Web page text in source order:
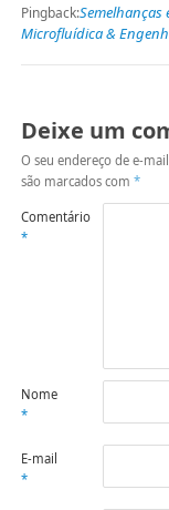
Pingback:Semelhanças
Microfluídica &
Deixe um
O seu endereço de e-
são marcados com *
Comentário
*
Nome
*
E-mail
*